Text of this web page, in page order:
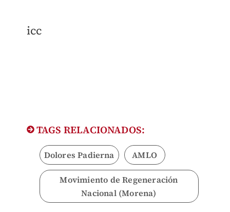
icc
TAGS RELACIONADOS:
Dolores Padierna AMLO
Movimiento de Regeneración
Nacional (Morena)